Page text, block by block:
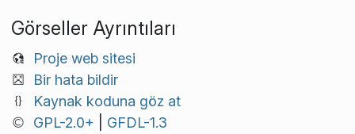
Görseller Ayrıntıları
Proje web sitesi
Bir hata bildir
Kaynak koduna göz at
GPL-2.0+
GFDL-1.3